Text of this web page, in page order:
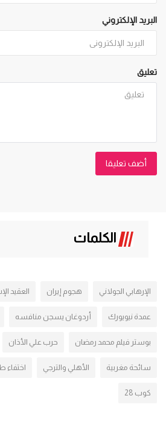
البريد الإلكتروني
تعليق
أضف تعليقا
الكلمات
الإرهابي الجولاني هجوم إيران العقيد
عمدة نيويورك أردوغان يسجن منافسه
بوستر فيلم محمد رمضان حرب علي الأذان
سائحة مغربية الأهلي والترجي
كوب 28